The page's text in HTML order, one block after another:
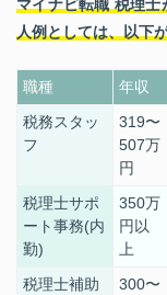
マイナビ転職 税理
人例としては、以下
職種 年収
税務スタッ
フ
319〜
507万
円
税理士サポ
ート事務(内
勤)
350万
円以
上
税理士補助
300〜